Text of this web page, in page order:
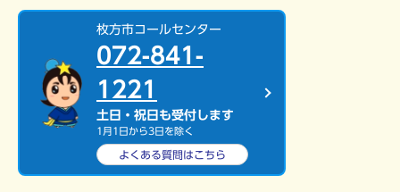
枚方市コールセンター
072-841-
1221
土日・祝日も受付します
1月1日から3日を除く
よくある質問はこちら